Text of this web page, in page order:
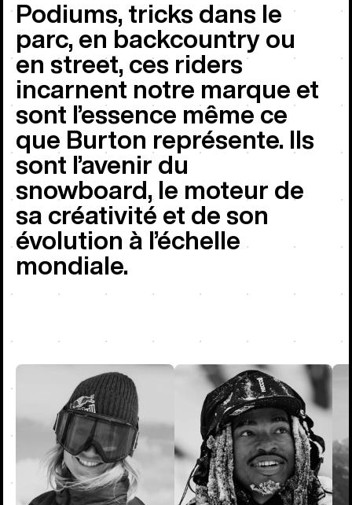
Podiums, tricks dans le
parc, en backcountry ou
en street, ces riders
incarnent notre marque et
sont l’essence même ce
que Burton représente. Ils
sont l’avenir du
snowboard, le moteur de
sa créativité et de son
évolution à l’échelle
mondiale.